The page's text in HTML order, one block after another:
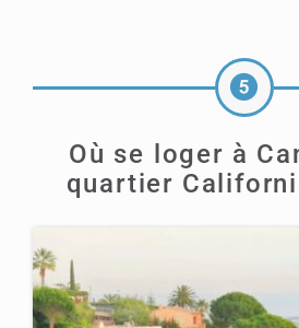
Où se loger à
quartier